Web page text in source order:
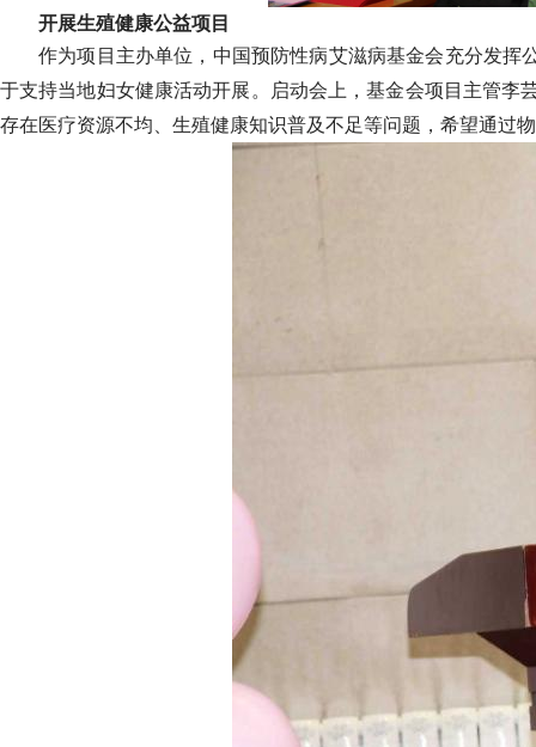
开展生殖健康公益项目
作为项目主办单位，中国预防性病艾滋病基金会充分发挥
于支持当地妇女健康活动开展。启动会上，基金会项目主管李
存在医疗资源不均、生殖健康知识普及不足等问题，希望通过